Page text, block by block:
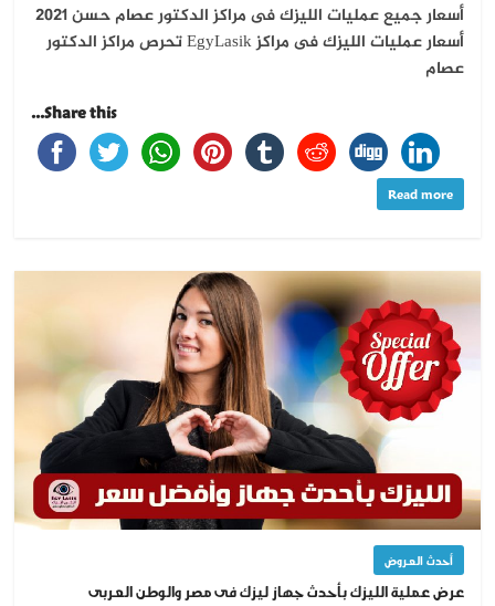
أسعار جميع عمليات الليزك فى مراكز الدكتور عصام حسن 2021
أسعار عمليات الليزك فى مراكز EgyLasik تحرص مراكز الدكتور
عصام
Share this...
Read more
أحدث العروض
عرض عملية الليزك بأحدث جهاز ليزك فى مصر والوطن العربى